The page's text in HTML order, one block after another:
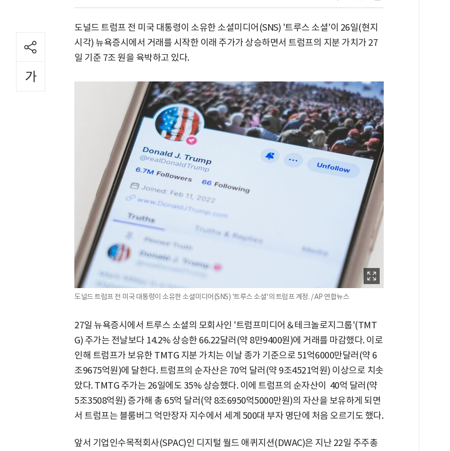
도널드 트럼프 전 미국 대통령이 소유한 소셜미디어(SNS) '트루스 소셜'이 26일(현지
시각) 뉴욕증시에서 거래를 시작한 이래 주가가 상승하면서 트럼프의 지분 가치가 27
일 기준 7조 원을 육박하고 있다.
도널드 트럼프 전 미국 대통령이 소유한 소셜미디어(SNS) '트루스 소셜'의 트럼프 계정. / AP 연합뉴스
27일 뉴욕증시에서 트루스 소셜의 모회사인 '트럼프미디어＆테크놀로지그룹'(TMT
G) 주가는 전날보다 14.2% 상승한 66.22달러(약 8만9400원)에 거래를 마감했다. 이로
인해 트럼프가 보유한 TMTG 지분 가치는 이날 종가 기준으로 51억6000만달러(약 6
조9675억원)에 달한다. 트럼프의 순자산은 70억 달러(약 9조4521억원) 이상으로 치솟
았다. TMTG 주가는 26일에도 35% 상승했다. 이에 트럼프의 순자산이 40억 달러(약
5조3508억원) 증가해 총 65억 달러(약 8조6950억5000만원)의 자산을 보유하게 되면
서 트럼프는 블룸버그 억만장자 지수에서 세계 500대 부자 명단에 처음 오르기도 했다.
앞서 기업인수목적회사(SPAC)인 디지털 월드 애퀴지션(DWAC)은 지난 22일 주주총